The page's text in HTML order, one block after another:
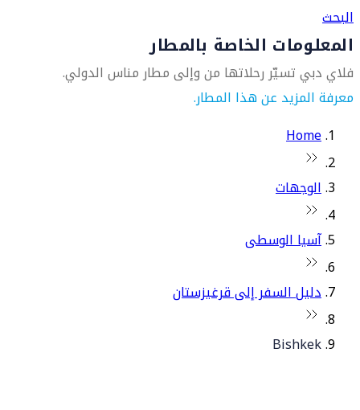
البحث
المعلومات الخاصة بالمطار
فلاي دبي تسيّر رحلاتها من وإلى مطار مناس الدولي.
معرفة المزيد عن هذا المطار.
Home
الوجهات
آسيا الوسطى
دليل السفر إلى قرغيزستان
Bishkek